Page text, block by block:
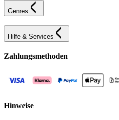
Genres
Hilfe & Services
Zahlungsmethoden
Hinweise